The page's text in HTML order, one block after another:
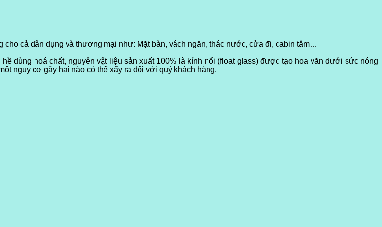
cho cả dân dụng và thương mại như: Mặt bàn, vách ngăn, thác nước, cửa đi, cabin tắm…
hề dùng hoá chất, nguyên vật liệu sản xuất 100% là kính nổi (float glass) được tạo hoa văn dưới sức nóng
nguy cơ gây hại nào có thể xẩy ra đối với quý khách hàng.